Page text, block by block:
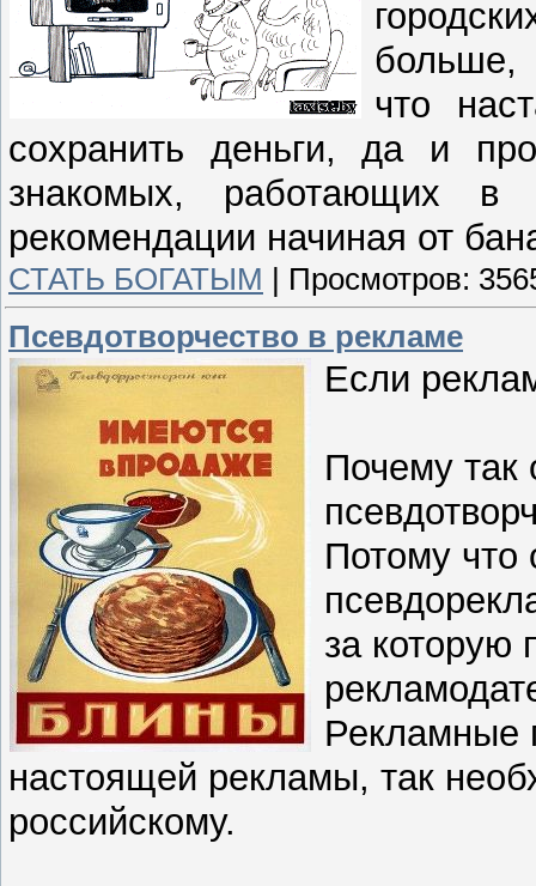
больше,
что
сохранить деньги, да и
знакомых, работающих
рекомендации начиная от
СТАТЬ БОГАТЫМ Просмотров:
Псевдотворчество в рекламе
Если
Почему так
Потому что
за которую
Рекламные
настоящей рекламы, так
российскому.